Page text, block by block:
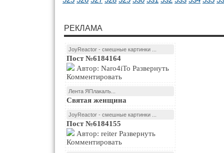
РЕКЛАМА
JoyReactor - смешные картинки ...
Пост №6184164
Комментировать
Лента ЯПлакалъ...
Святая женщина
JoyReactor - смешные картинки ...
Пост №6184155
Комментировать